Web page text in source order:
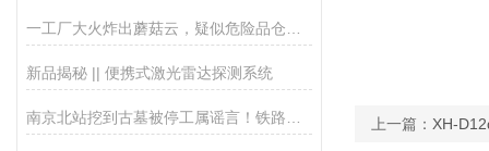
新品揭秘 || 便携式激光雷达探测系统
上一篇： XH-